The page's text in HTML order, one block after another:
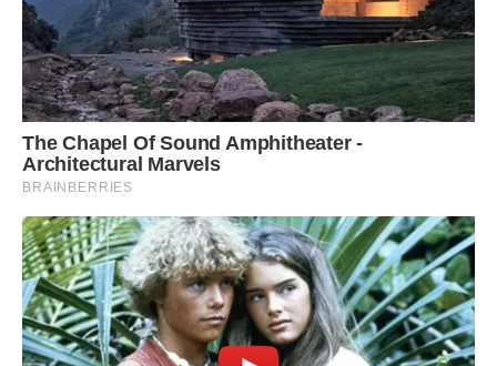
В цей час я не довіряв дружині чи не вперше за шість
років. Нарешті відкрилися дері. Я застиг на своєму місці.